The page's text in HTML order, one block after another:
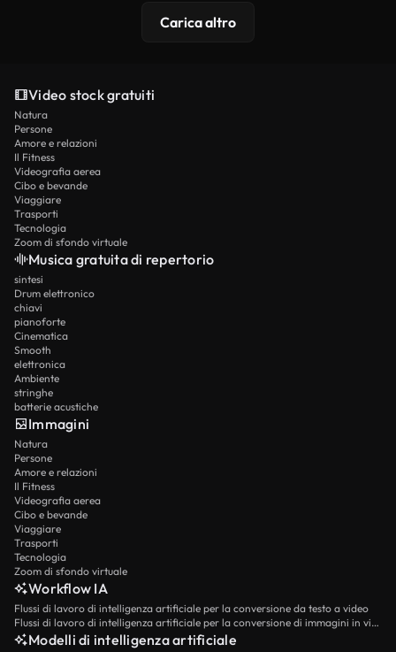
Carica altro
Video stock gratuiti
Natura
Persone
Amore e relazioni
Il Fitness
Videografia aerea
Cibo e bevande
Viaggiare
Trasporti
Tecnologia
Zoom di sfondo virtuale
Musica gratuita di repertorio
sintesi
Drum elettronico
chiavi
pianoforte
Cinematica
Smooth
elettronica
Ambiente
stringhe
batterie acustiche
Immagini
Natura
Persone
Amore e relazioni
Il Fitness
Videografia aerea
Cibo e bevande
Viaggiare
Trasporti
Tecnologia
Zoom di sfondo virtuale
Workflow IA
Flussi di lavoro di intelligenza artificiale per la conversione da testo a video
Flussi di lavoro di intelligenza artificiale per la conversione di immagini in video
Modelli di intelligenza artificiale